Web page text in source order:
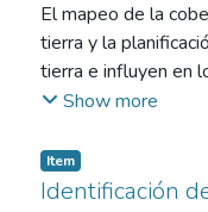
El mapeo de la
tierra y la
tierra e influyen en
coberturas de la
supervisada y no
categorías. Con el
Show more
Item
Identificación